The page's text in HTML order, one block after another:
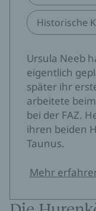
Historische
Ursula Neeb
eigentlich
später ihr
arbeitete
bei der FAZ.
ihren beiden
Taunus.
Mehr